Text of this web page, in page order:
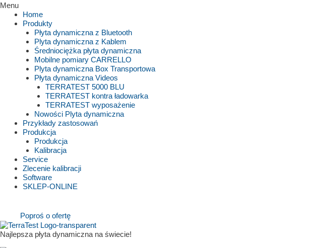
Menu
Home
Produkty
Płyta dynamiczna z Bluetooth
Plyta dynamiczna z Kablem
Średniociężka płyta dynamiczna
Mobilne pomiary CARRELLO
Plyta dynamiczna Box Transportowa
Płyta dynamiczna Videos
TERRATEST 5000 BLU
TERRATEST kontra ładowarka
TERRATEST wyposażenie
Nowości Plyta dynamiczna
Przykłady zastosowań
Produkcja
Produkcja
Kalibracja
Service
Zlecenie kalibracji
Software
SKLEP-ONLINE
Poproś o ofertę
Najlepsza płyta dynamiczna na świecie!